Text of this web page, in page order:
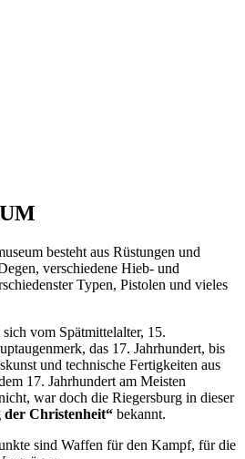
besteht aus Rüstungen und
verschiedene Hieb- und
Typen, Pistolen und vieles
vom Spätmittelalter, 15.
das 17. Jahrhundert, bis
und technische Fertigkeiten aus
17. Jahrhundert am Meisten
war doch die Riegersburg in dieser
der Christenheit“ bekannt.
sind Waffen für den Kampf, für die